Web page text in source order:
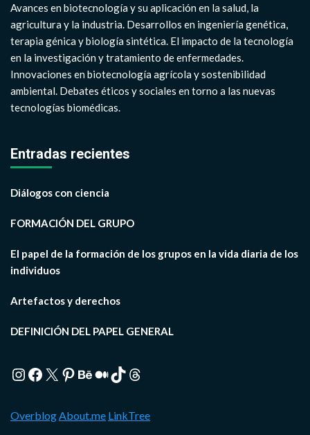
Avances en biotecnología y su aplicación en la salud, la
agricultura y la industria. Desarrollos en ingeniería genética,
terapia génica y biología sintética. El impacto de la tecnología
en la investigación y tratamiento de enfermedades.
Innovaciones en biotecnología agrícola y sostenibilidad
ambiental. Debates éticos y sociales en torno a las nuevas
tecnologías biomédicas.
Entradas recientes
Diálogos con ciencia
FORMACIÓN DEL GRUPO
El papel de la formación de los grupos en la vida diaria de los
individuos
Artefactos y derechos
DEFINICIÓN DEL PAPEL GENERAL
Instagram
Facebook
X Pinterest
Behance
Medium
TikTokThreads
OverblogAbout.me LinkTree